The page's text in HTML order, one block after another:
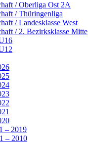
/ Oberliga Ost 2A
/ Thüringenliga
/ Landesklasse West
/ 2. Bezirksklasse Mitte
– 2019
– 2010